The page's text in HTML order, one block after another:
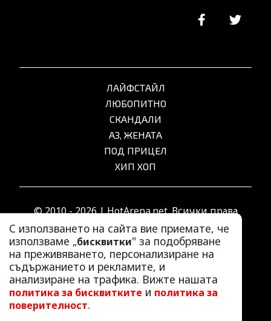
С използването на сайта вие приемате, че
използваме „бисквитки" за подобряване
на преживяването, персонализиране на
съдържанието и рекламите, и
анализиране на трафика. Вижте нашата
политика за бисквитките и политика за
поверителност.
ЛАЙФСТАЙЛ
ЛЮБОПИТНО
СКАНДАЛИ
АЗ, ЖЕНАТА
ПОД ПРИЦЕЛ
ХИП ХОП
© 2010 - 2026 | HotArena.net. Всички права
запазени.
РЕКЛАМА
КОНТАКТИ
ОБЩИ УСЛОВИЯ
ПОЛИТИКА ЗА ПОВЕРИТЕЛНОСТ